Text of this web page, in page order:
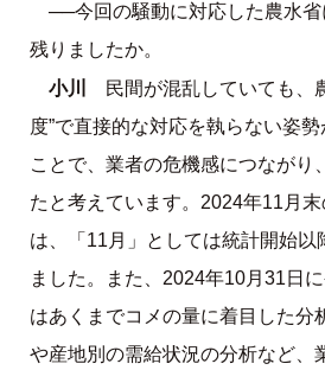
──今回の騒動に対応した農水
残りましたか。
小川
民間が混乱していても、
度”で直接的な対応を執らない姿
ことで、業者の危機感につながり
たと考えています。2024年11月
は、「11月」としては統計開始以
ました。また、2024年10月31日
はあくまでコメの量に着目した分
や産地別の需給状況の分析など、